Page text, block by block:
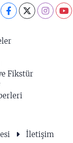
Fikstür
İletişim